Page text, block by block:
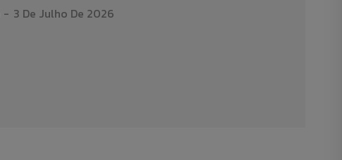
- 3 De Julho De 2026